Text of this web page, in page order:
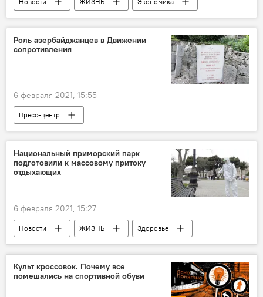
Баку
Водители
автобусы
Бакинское транспортное агентство (БТА)
Роль азербайджанцев в Движении
сопротивления
6 февраля 2021, 15:55
Пресс-центр
Национальный приморский парк
подготовили к массовому притоку
отдыхающих
6 февраля 2021, 15:27
Новости ЖИЗНЬ
Здоровье
Приморский парк
Бульвар
Культ кроссовок. Почему все
помешались на спортивной обуви